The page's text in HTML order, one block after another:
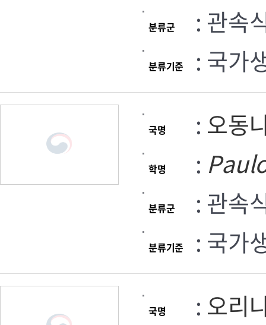
분류군 : 관속
분류기준 : 국가
국명 : 오동
학명 :
분류군 : 관속
분류기준 : 국가
국명 : 오리